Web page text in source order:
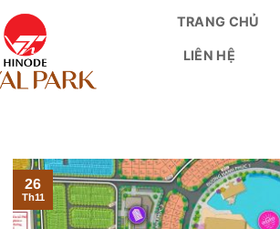
TRANG CHỦ
LIÊN HỆ
26
Th11